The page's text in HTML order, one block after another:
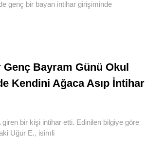
genç bir bayan intihar girişiminde
Genç Bayram Günü Okul
Kendini Ağaca Asıp İntihar
giren bir kişi intihar etti. Edinilen bilgiye göre
Uğur E., isimli